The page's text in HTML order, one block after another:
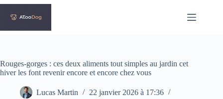
Passer
contenu
Rouges-gorges : ces deux aliments tout simples au jardin cet
hiver les font revenir encore et encore chez vous
Lucas Martin
22 janvier 2026 à 17:36